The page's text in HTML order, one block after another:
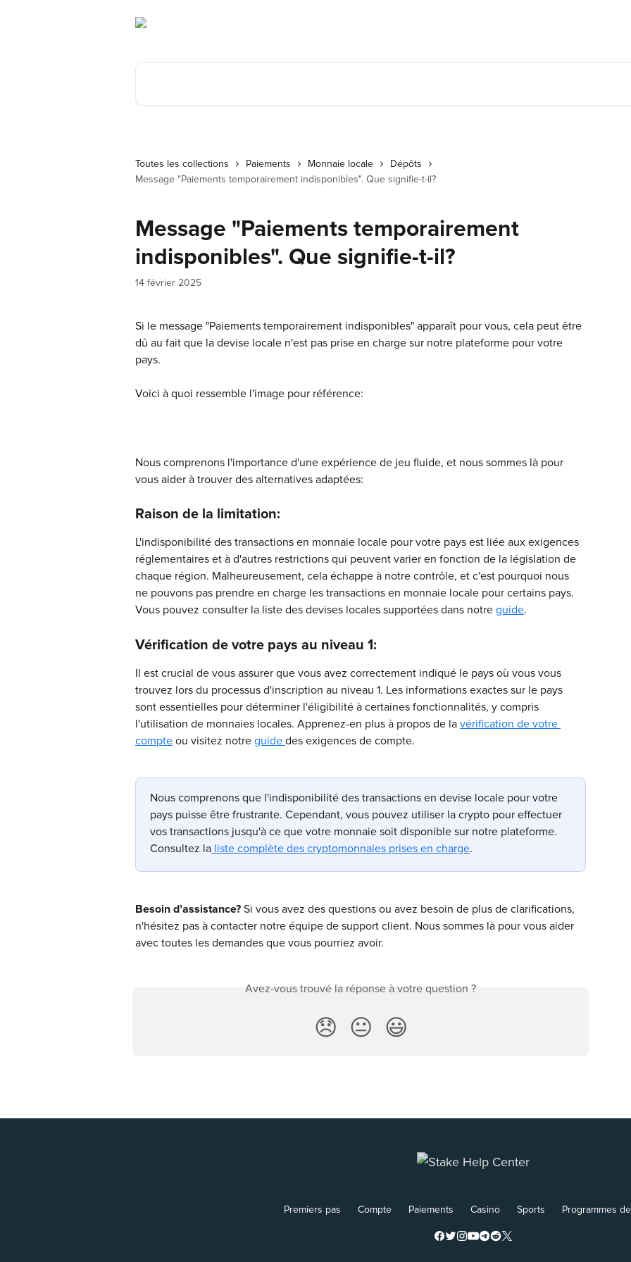
Toutes les collections Paiements Monnaie locale
Dépôts
Message "Paiements temporairement indisponibles". Que signifie-t-il?
Message "Paiements temporairement
indisponibles". Que signifie-t-il?
14 février 2025
Si le message "Paiements temporairement indisponibles" apparaît pour vous, cela peut être
dû au fait que la devise locale n'est pas prise en charge sur notre plateforme pour votre
pays.
Voici à quoi ressemble l'image pour référence:
Nous comprenons l'importance d'une expérience de jeu fluide, et nous sommes là pour
vous aider à trouver des alternatives adaptées:
Raison de la limitation:
L'indisponibilité des transactions en monnaie locale pour votre pays est liée aux exigences
réglementaires et à d'autres restrictions qui peuvent varier en fonction de la législation de
chaque région. Malheureusement, cela échappe à notre contrôle, et c'est pourquoi nous
ne pouvons pas prendre en charge les transactions en monnaie locale pour certains pays.
Vous pouvez consulter la liste des devises locales supportées dans notre guide.​
Vérification de votre pays au niveau 1:
Il est crucial de vous assurer que vous avez correctement indiqué le pays où vous vous
trouvez lors du processus d'inscription au niveau 1. Les informations exactes sur le pays
sont essentielles pour déterminer l'éligibilité à certaines fonctionnalités, y compris
l'utilisation de monnaies locales. Apprenez-en plus à propos de la vérification de votre
compte ou visitez notre guide des exigences de compte.
Nous comprenons que l'indisponibilité des transactions en devise locale pour votre
pays puisse être frustrante. Cependant, vous pouvez utiliser la crypto pour effectuer
vos transactions jusqu'à ce que votre monnaie soit disponible sur notre plateforme.
Consultez la liste complète des cryptomonnaies prises en charge.
​Besoin d’assistance? Si vous avez des questions ou avez besoin de plus de clarifications,
n'hésitez pas à contacter notre équipe de support client. Nous sommes là pour vous aider
avec toutes les demandes que vous pourriez avoir.
Avez-vous trouvé la réponse à votre question ?
😞 😐 😃
Premiers pas Compte Paiements Casino Sports Programmes